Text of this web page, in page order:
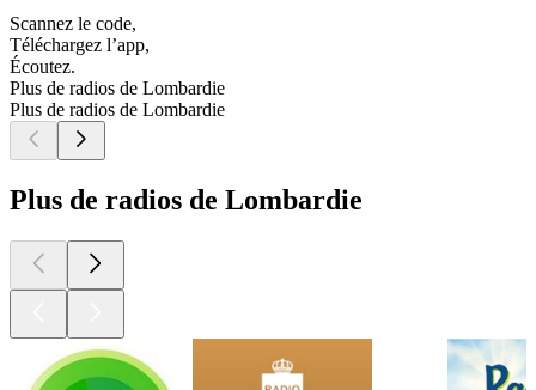
Scannez le code,
Téléchargez l’app,
Écoutez.
Plus de radios de Lombardie
Plus de radios de Lombardie
Plus de radios de Lombardie